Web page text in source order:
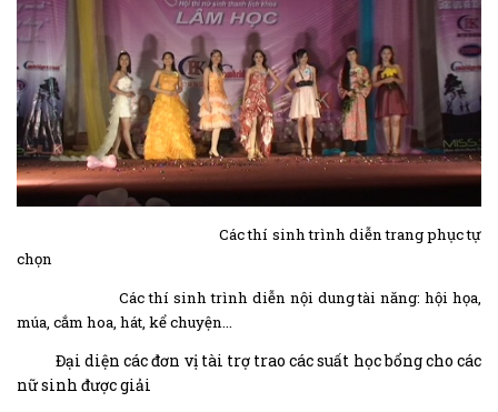
Các thí sinh trình diễn trang phục tự
chọn
Các thí sinh trình diễn nội dung tài năng: hội họa,
múa, cắm hoa, hát, kể chuyện…
Đại diện các đơn vị tài trợ trao các suất học bổng cho các
nữ sinh được giải